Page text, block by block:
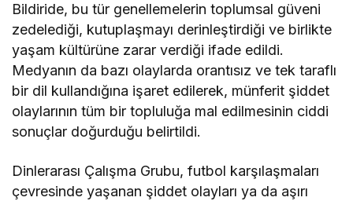
Bildiride, bu tür genellemelerin toplumsal güveni
zedelediği, kutuplaşmayı derinleştirdiği ve birlikte
yaşam kültürüne zarar verdiği ifade edildi.
Medyanın da bazı olaylarda orantısız ve tek taraflı
bir dil kullandığına işaret edilerek, münferit şiddet
olaylarının tüm bir topluluğa mal edilmesinin ciddi
sonuçlar doğurduğu belirtildi.
Dinlerarası Çalışma Grubu, futbol karşılaşmaları
çevresinde yaşanan şiddet olayları ya da aşırı